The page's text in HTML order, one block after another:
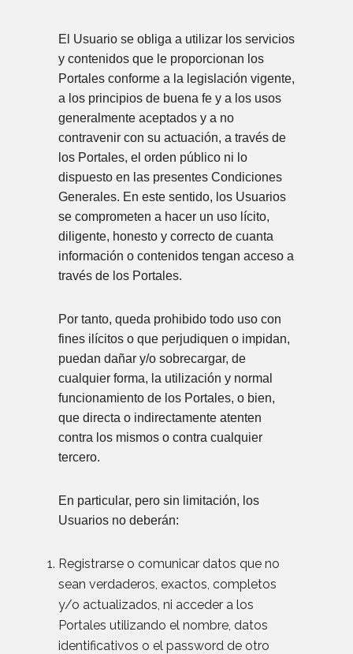
El Usuario se obliga a utilizar los servicios
y contenidos que le proporcionan los
Portales conforme a la legislación vigente,
a los principios de buena fe y a los usos
generalmente aceptados y a no
contravenir con su actuación, a través de
los Portales, el orden público ni lo
dispuesto en las presentes Condiciones
Generales. En este sentido, los Usuarios
se comprometen a hacer un uso lícito,
diligente, honesto y correcto de cuanta
información o contenidos tengan acceso a
través de los Portales.
Por tanto, queda prohibido todo uso con
fines ilícitos o que perjudiquen o impidan,
puedan dañar y/o sobrecargar, de
cualquier forma, la utilización y normal
funcionamiento de los Portales, o bien,
que directa o indirectamente atenten
contra los mismos o contra cualquier
tercero.
En particular, pero sin limitación, los
Usuarios no deberán:
Registrarse o comunicar datos que no
sean verdaderos, exactos, completos
y/o actualizados, ni acceder a los
Portales utilizando el nombre, datos
identificativos o el password de otro